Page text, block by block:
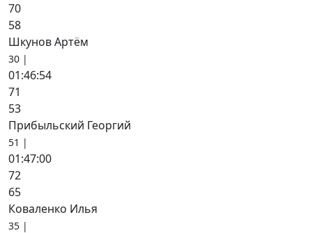
70
58
Шкунов Артём
30 |
01:46:54
71
53
Прибыльский Георгий
51 |
01:47:00
72
65
Коваленко Илья
35 |